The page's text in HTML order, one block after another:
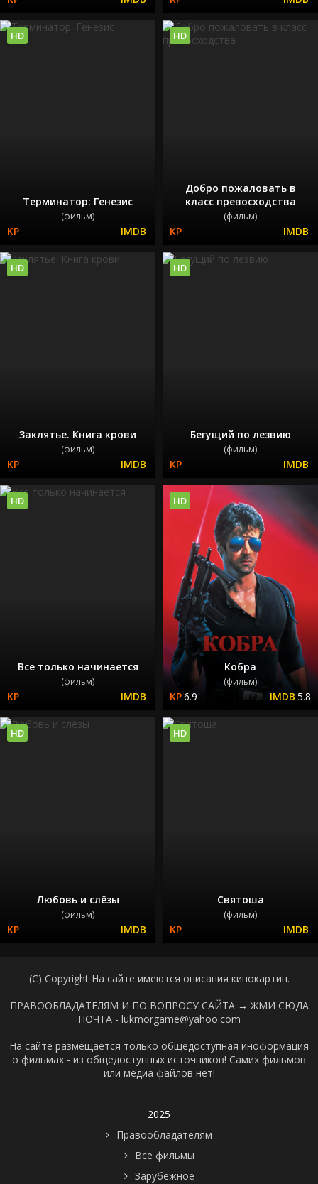
Терминатор: Генезис
(фильм)
HD
Добро пожаловать в
класс превосходства
(фильм)
HD
Заклятье. Книга крови
(фильм)
HD
Бегущий по лезвию
(фильм)
HD
Все только начинается
(фильм)
HD
Кобра
(фильм)
6.9 5.8
HD
Любовь и слёзы
(фильм)
HD
Святоша
(фильм)
HD
(C) Copyright На сайте имеются описания кинокартин.
ПРАВООБЛАДАТЕЛЯМ И ПО ВОПРОСУ САЙТА → ЖМИ СЮДА
ПОЧТА - lukmorgame@yahoo.com
На сайте размещается только общедоступная иноформация
о фильмах - из общедоступных источников! Самих фильмов
или медиа файлов нет!
2025
Правообладателям
Все фильмы
Зарубежное